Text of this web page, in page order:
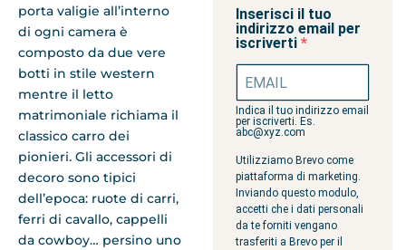
porta valigie all’interno
di ogni camera è
composto da due vere
botti in stile western
mentre il letto
matrimoniale richiama il
classico carro dei
pionieri. Gli accessori di
decoro sono tipici
dell’epoca: ruote di carri,
ferri di cavallo, cappelli
da cowboy… persino uno
Inserisci il tuo
indirizzo email per
iscriverti
Indica il tuo indirizzo email
per iscriverti. Es.
abc@xyz.com
Utilizziamo Brevo come
piattaforma di marketing.
Inviando questo modulo,
accetti che i dati personali
da te forniti vengano
trasferiti a Brevo per il